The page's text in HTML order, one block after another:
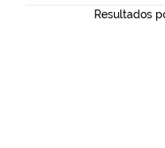
Resultados